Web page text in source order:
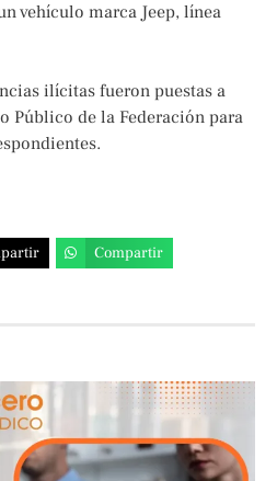
vehículo marca Jeep, línea
ilícitas fueron puestas a
Público de la Federación para
Compartir